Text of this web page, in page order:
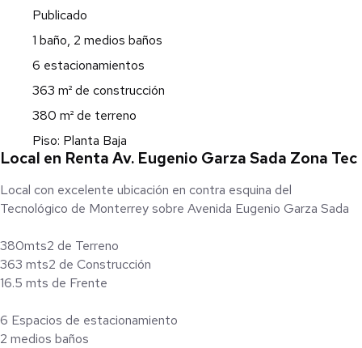
Publicado
1 baño, 2 medios baños
6 estacionamientos
363 m² de construcción
380 m² de terreno
Piso: Planta Baja
Local en Renta Av. Eugenio Garza Sada Zona Tec
Local con excelente ubicación en contra esquina del
Tecnológico de Monterrey sobre Avenida Eugenio Garza Sada
380mts2 de Terreno
363 mts2 de Construcción
16.5 mts de Frente
6 Espacios de estacionamiento
2 medios baños